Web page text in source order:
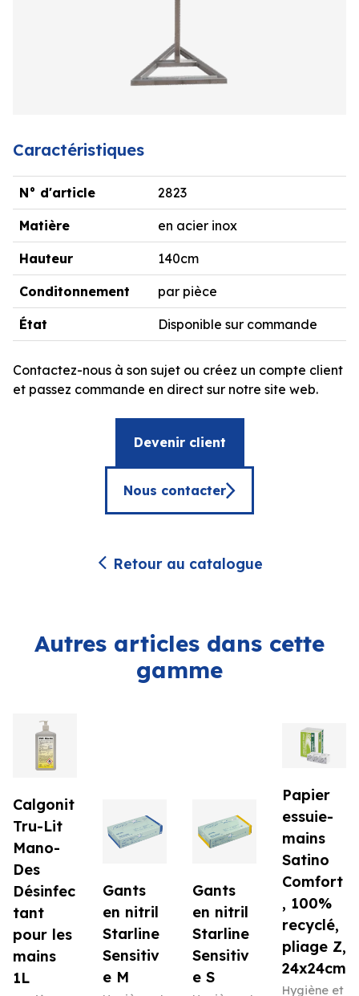
Caractéristiques
N° d'article 2823
Matière en acier inox
Hauteur 140cm
Conditonnement par pièce
État Disponible sur commande
Contactez-nous à son sujet ou créez un compte client
et passez commande en direct sur notre site web.
Devenir client
Nous contacter
Retour au catalogue
Autres articles dans cette
gamme
Calgonit
Tru-Lit
Mano-
Des
Désinfec
tant
pour les
mains
1L
Gants
en nitril
Starline
Sensitiv
e M
Gants
en nitril
Starline
Sensitiv
e S
Papier
essuie-
mains
Satino
Comfort
, 100%
recyclé,
pliage Z,
24x24cm
Hygiène et